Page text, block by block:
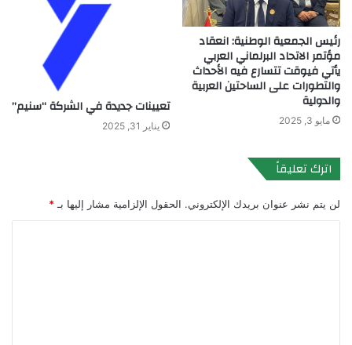
رئيس الجمعية الوطنية: انعقاد
مؤتمر الاتحاد البرلماني العربي
يأتي فيوقت تتسارع فيه الأحداث
والتطورات على الساحتين العربية
والدولية
مايو 3, 2025
تعيينات جديدة في الشركة “سنيم”
يناير 31, 2025
اترك تعليقاً
لن يتم نشر عنوان بريدك الإلكتروني. الحقول الإلزامية مشار إليها بـ *